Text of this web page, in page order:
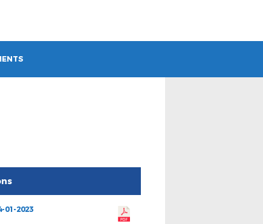
01-2023